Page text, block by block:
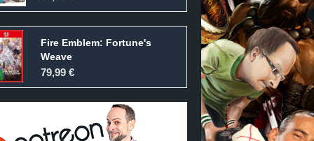
Fire Emblem: Fortune's
Weave
79,99 €